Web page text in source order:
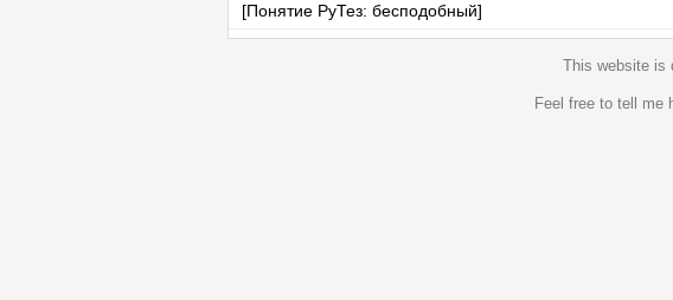
[Понятие РуТез: бесподобный]
This website is
Feel free to tell me